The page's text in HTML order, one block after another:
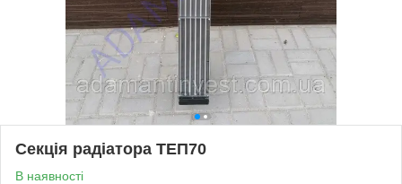
Секція радіатора ТЕП70
В наявності